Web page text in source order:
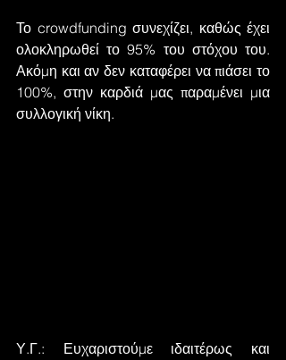
Το crowdfunding συνεχίζει, καθώς έχει
ολοκληρωθεί το 95% του στόχου του.
Ακόμη και αν δεν καταφέρει να πιάσει το
100%, στην καρδιά μας παραμένει μια
συλλογική νίκη.
Υ.Γ.: Ευχαριστούμε ιδαιτέρως και